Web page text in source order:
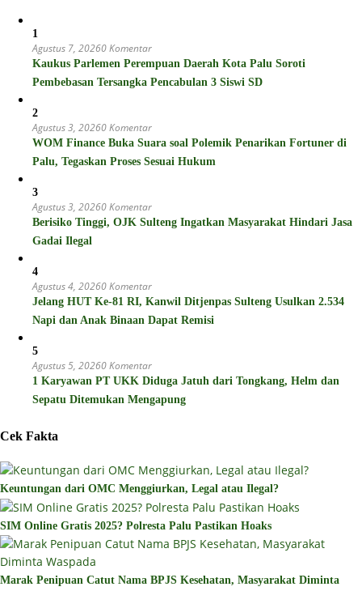
1
Agustus 7, 20260 Komentar
Kaukus Parlemen Perempuan Daerah Kota Palu Soroti
Pembebasan Tersangka Pencabulan 3 Siswi SD
2
Agustus 3, 20260 Komentar
WOM Finance Buka Suara soal Polemik Penarikan Fortuner di
Palu, Tegaskan Proses Sesuai Hukum
3
Agustus 3, 20260 Komentar
Berisiko Tinggi, OJK Sulteng Ingatkan Masyarakat Hindari Jasa
Gadai Ilegal
4
Agustus 4, 20260 Komentar
Jelang HUT Ke-81 RI, Kanwil Ditjenpas Sulteng Usulkan 2.534
Napi dan Anak Binaan Dapat Remisi
5
Agustus 5, 20260 Komentar
1 Karyawan PT UKK Diduga Jatuh dari Tongkang, Helm dan
Sepatu Ditemukan Mengapung
Cek Fakta
Keuntungan dari OMC Menggiurkan, Legal atau Ilegal?
SIM Online Gratis 2025? Polresta Palu Pastikan Hoaks
Marak Penipuan Catut Nama BPJS Kesehatan, Masyarakat Diminta